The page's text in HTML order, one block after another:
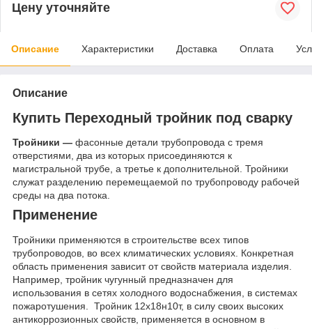
Цену уточняйте
Описание Характеристики Доставка Оплата
Описание
Купить Переходный тройник под сварку
Тройники — фасонные детали трубопровода с тремя
отверстиями, два из которых присоединяются к
магистральной трубе, а третье к дополнительной. Тройники
служат разделению перемещаемой по трубопроводу рабочей
среды на два потока.
Применение
Тройники применяются в строительстве всех типов
трубопроводов, во всех климатических условиях. Конкретная
область применения зависит от свойств материала изделия.
Например, тройник чугунный предназначен для
использования в сетях холодного водоснабжения, в системах
пожаротушения. Тройник 12х18н10т, в силу своих высоких
антикоррозионных свойств, применяется в основном в